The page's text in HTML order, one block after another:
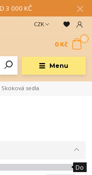
3 000 KČ
Menu
CZK
0
0 Kč
Skoková sedla
Do